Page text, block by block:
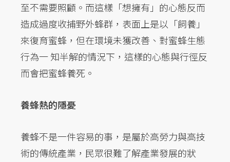
至不需要照顧。而這樣「想擁有」的心態反而
造成過度收捕野外蜂群，表面上是以「飼養」
來復育蜜蜂，但在環境未獲改善、對蜜蜂生態
行為一 知半解的情況下，這樣的心態與行徑反
而會把蜜蜂養死。
養蜂熱的隱憂
養蜂不是一件容易的事，是屬於高勞力與高技
術的傳統產業，民眾很難了解產業發展的狀